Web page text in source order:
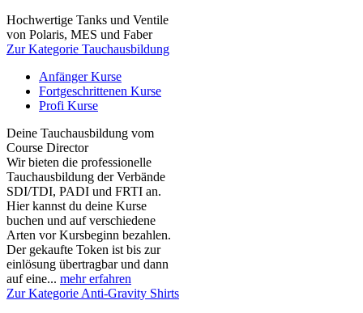
Hochwertige Tanks und Ventile
von Polaris, MES und Faber
Zur Kategorie Tauchausbildung
Anfänger Kurse
Fortgeschrittenen Kurse
Profi Kurse
Deine Tauchausbildung vom
Course Director
Wir bieten die professionelle
Tauchausbildung der Verbände
SDI/TDI, PADI und FRTI an.
Hier kannst du deine Kurse
buchen und auf verschiedene
Arten vor Kursbeginn bezahlen.
Der gekaufte Token ist bis zur
einlösung übertragbar und dann
auf eine... mehr erfahren
Zur Kategorie Anti-Gravity Shirts